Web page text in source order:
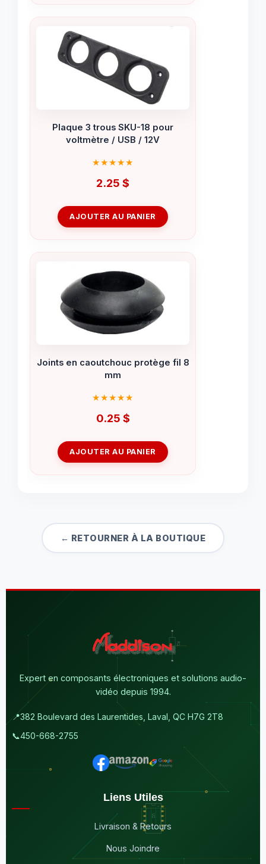
Plaque 3 trous SKU-18 pour
voltmètre / USB / 12V
2.25 $
AJOUTER AU PANIER
Joints en caoutchouc protège fil 8
mm
0.25 $
AJOUTER AU PANIER
← RETOURNER À LA BOUTIQUE
Expert en composants électroniques et solutions audio-
vidéo depuis 1994.
📍382 Boulevard des Laurentides, Laval, QC H7G 2T8
📞450-668-2755
Liens Utiles
Livraison & Retours
Nous Joindre